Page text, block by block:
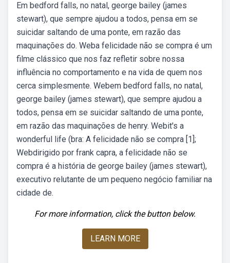
Em bedford falls, no natal, george bailey (james
stewart), que sempre ajudou a todos, pensa em se
suicidar saltando de uma ponte, em razão das
maquinações do. Weba felicidade não se compra é um
filme clássico que nos faz refletir sobre nossa
influência no comportamento e na vida de quem nos
cerca simplesmente. Webem bedford falls, no natal,
george bailey (james stewart), que sempre ajudou a
todos, pensa em se suicidar saltando de uma ponte,
em razão das maquinações de henry. Webit's a
wonderful life (bra: A felicidade não se compra [1];
Webdirigido por frank capra, a felicidade não se
compra é a história de george bailey (james stewart),
executivo relutante de um pequeno negócio familiar na
cidade de.
For more information, click the button below.
LEARN MORE